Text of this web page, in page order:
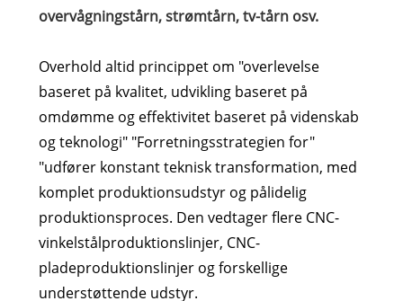
overvågningstårn, strømtårn, tv-tårn osv.
Overhold altid princippet om "overlevelse
baseret på kvalitet, udvikling baseret på
omdømme og effektivitet baseret på videnskab
og teknologi" "Forretningsstrategien for"
"udfører konstant teknisk transformation, med
komplet produktionsudstyr og pålidelig
produktionsproces. Den vedtager flere CNC-
vinkelstålproduktionslinjer, CNC-
pladeproduktionslinjer og forskellige
understøttende udstyr.